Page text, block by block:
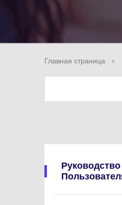
Главная страница >
Руководство